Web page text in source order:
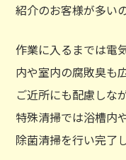
紹介のお客様が多い
作業に入るまでは電
内や室内の腐敗臭も
ご近所にも配慮しな
特殊清掃では浴槽内
除菌清掃を行い完了